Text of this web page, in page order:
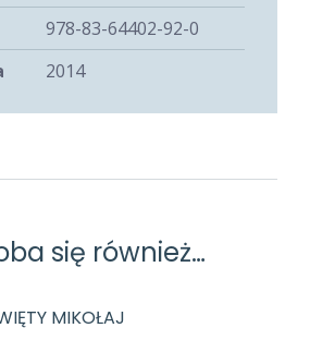
978-83-64402-92-0
2014
się również…
MIKOŁAJ